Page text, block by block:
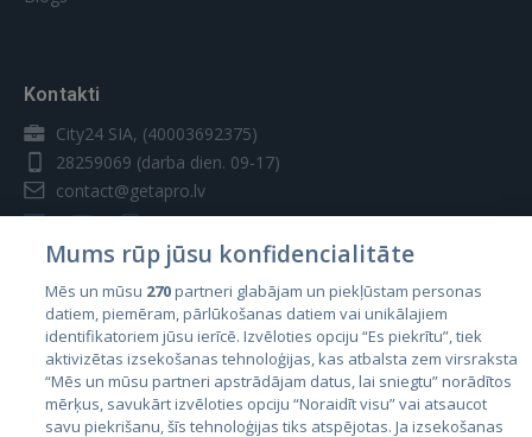
Kontakti
City24 SIA, (40003692375)
28259069 (darba dien. 09-17)
contact@getapro.lv
Valstis
Igaunija
Latvija
Mums rūp jūsu konfidencialitāte
Mēs un mūsu 270partneri glabājam un piekļūstam personas
datiem, piemēram, pārlūkošanas datiem vai unikālajiem
identifikatoriem jūsu ierīcē. Izvēloties opciju “Es piekrītu”, tiek
aktivizētas izsekošanas tehnoloģijas, kas atbalsta zem virsraksta
“Mēs un mūsu partneri apstrādājam datus, lai sniegtu” norādītos
mērķus, savukārt izvēloties opciju “Noraidīt visu” vai atsaucot
savu piekrišanu, šīs tehnoloģijas tiks atspējotas. Ja izsekošanas